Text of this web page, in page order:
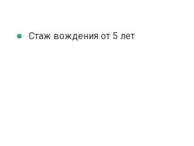
Стаж вождения от 5 лет